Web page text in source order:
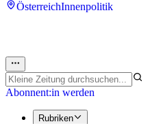
ÖsterreichInnenpolitik
Abonnent:in werden
Rubriken